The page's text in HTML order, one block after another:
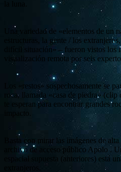
Una variedad de «elementos de un
estructuras, la gente / los
difícil situación» – fueron vistos los
visualización remota por seis
Los «restos» sospechosamente se
roca, llamada «casa de piedra»
te esperan para encontrar grandes
Basta con mirar las imágenes de
archivo de acceso público Apolo .
espacial supuesta (anteriores) está